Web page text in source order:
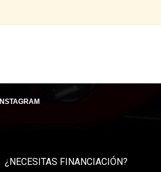
INSTAGRAM
¿NECESITAS FINANCIACIÓN?